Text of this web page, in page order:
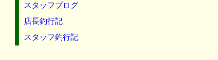
スタッフブログ
店長釣行記
スタッフ釣行記